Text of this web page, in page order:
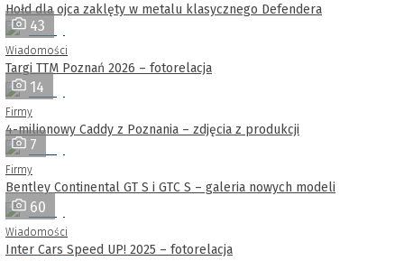
Hołd dla ojca zaklęty w metalu klasycznego Defendera
43
Wiadomości
Targi TTM Poznań 2026 – fotorelacja
14
Firmy
4-milionowy Caddy z Poznania – zdjęcia z produkcji
7
Firmy
Bentley Continental GT S i GTC S – galeria nowych modeli
60
Wiadomości
Inter Cars Speed UP! 2025 – fotorelacja